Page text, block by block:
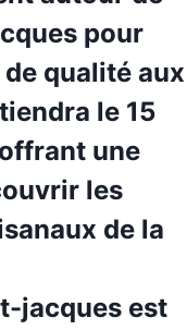
pour
qualité aux
le 15
une
les
de la
jacques est